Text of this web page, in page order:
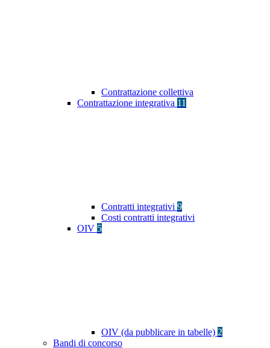
Contrattazione collettiva
Contrattazione integrativa 11
Contratti integrativi 9
Costi contratti integrativi
OIV 5
OIV (da pubblicare in tabelle) 2
Bandi di concorso